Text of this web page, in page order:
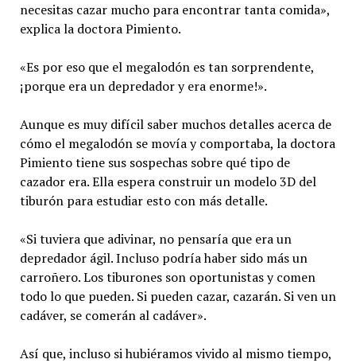
necesitas cazar mucho para encontrar tanta comida»,
explica la doctora Pimiento.
«Es por eso que el megalodón es tan sorprendente,
¡porque era un depredador y era enorme!».
Aunque es muy difícil saber muchos detalles acerca de
cómo el megalodón se movía y comportaba, la doctora
Pimiento tiene sus sospechas sobre qué tipo de
cazador era. Ella espera construir un modelo 3D del
tiburón para estudiar esto con más detalle.
«Si tuviera que adivinar, no pensaría que era un
depredador ágil. Incluso podría haber sido más un
carroñero. Los tiburones son oportunistas y comen
todo lo que pueden. Si pueden cazar, cazarán. Si ven un
cadáver, se comerán al cadáver».
Así que, incluso si hubiéramos vivido al mismo tiempo,